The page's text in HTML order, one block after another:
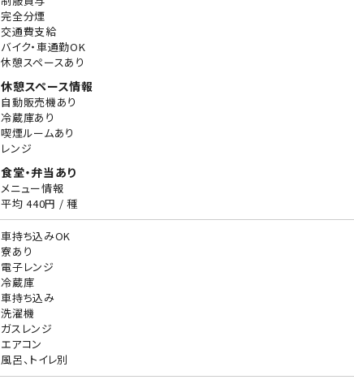
完全分煙
交通費支給
バイク・車通勤OK
休憩スペースあり
休憩スペース情報
自動販売機あり
冷蔵庫あり
喫煙ルームあり
レンジ
食堂・弁当あり
メニュー情報
平均 440円 / 種
車持ち込みOK
寮あり
電子レンジ
冷蔵庫
車持ち込み
洗濯機
ガスレンジ
エアコン
風呂、トイレ別